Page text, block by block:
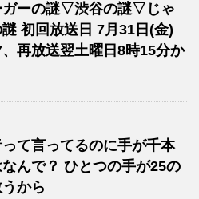
ガーの謎▽渋谷の謎▽じゃ
初回放送日 7月31日(金)
再放送翌土曜日8時15分か
て言ってるのに手が千本
んで？ ひとつの手が25の
から